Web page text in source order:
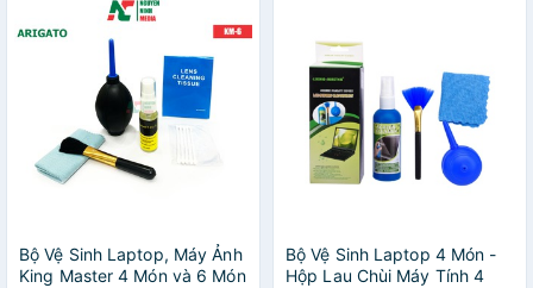
Bộ Vệ Sinh Laptop, Máy Ảnh
King Master 4 Món và 6 Món
Bộ Vệ Sinh Laptop 4 Món -
Hộp Lau Chùi Máy Tính 4